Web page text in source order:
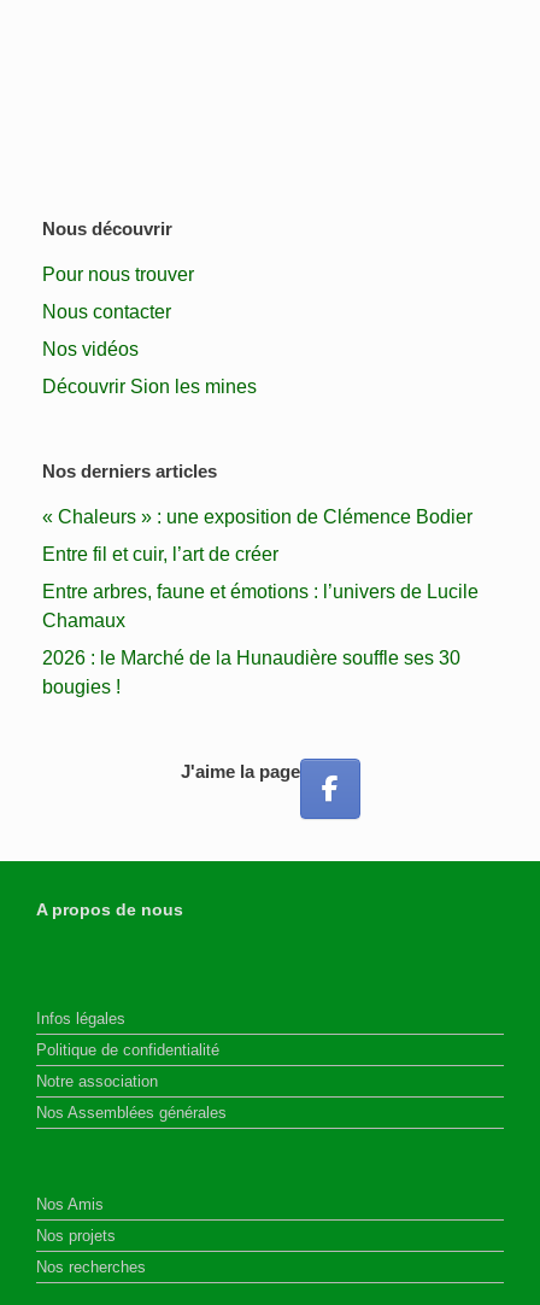
Nous découvrir
Pour nous trouver
Nous contacter
Nos vidéos
Découvrir Sion les mines
Nos derniers articles
« Chaleurs » : une exposition de Clémence Bodier
Entre fil et cuir, l’art de créer
Entre arbres, faune et émotions : l’univers de Lucile
Chamaux
2026 : le Marché de la Hunaudière souffle ses 30
bougies !
J'aime la page
A propos de nous
Infos légales
Politique de confidentialité
Notre association
Nos Assemblées générales
Nos Amis
Nos projets
Nos recherches